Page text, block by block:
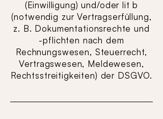
(Einwilligung) und/oder lit b
(notwendig zur Vertragserfüllung,
z. B. Dokumentationsrechte und
-pflichten nach dem
Rechnungswesen, Steuerrecht,
Vertragswesen, Meldewesen,
Rechtsstreitigkeiten) der DSGVO.